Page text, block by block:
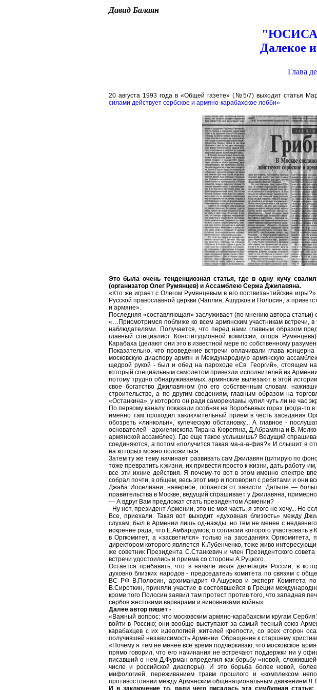
Давид Балаян
Далекое
Глава
20 августа 1993 года в «Общей газете» (№5/7) выходит статья
силами действует сербское и армяно-карабахское лобби»
Это была очень тенденциозная статья, где в одну кучу
(организатор Олег Румянцев) и Ассамблею Сержа Джилавяна.
«Кто же играет с Олегом Румянцевым в его поствизантийские
Русской православной церкви (Чаплин, Ашурков и Полосин, а
и армяне».
Последняя «составляющая» заслуживает (по мнению автора
«…Присмотримся поближе ко всем армянским участникам встречи,
наблюдателями. Получается, что перед нами главным образом
главный специалист Конституционной комиссии, опора
Карабаха (делают они это в известной мере по собственному
Показательно, что проведение встречи оплачивали глава
московскую диаспору армян и Международную армянскую
щедрой рукой - был и обед на пароходе «Св. Георгий», стоящем
который специальным самолетом привезли исполнителей из
потому трудно обнаруживаемых, армянские вылезают в этой
свое богатство Джилавяном (по его собственным словам,
строительстве, а по другим сведениям, главным образом на
«Останкина», у которого он ради саморекламы купил чуть ли не час
По первому каналу показали особняк на Воробьевых горах (когда-
именно там проходил заключительный прием в честь заседания
обозреть «линкольн», купеческую обстановку... А главное -
основателей - архиепископа Тирана Кюрегяна, Д.Абрамяна и B.
армянской ассамблее). Где еще такое услышишь? Ведущий
соединяются, а потом «получится такая ма-а-а-фия?» И слышит в
на которых можно положиться.
Затем ту же тему начинает развивать сам Джилавян (цитирую по
тоже превратить к жизни, их привести просто к жизни, дать работу
все эти ихние действия. Я почему-то вот в этом именно спектре
собрал почти, в общем, весь этот мир и поговорил с ребятами и они
Джаба Иоселиани, наверное, лопается от зависти. Дальше —
правительства в Москве, ведущий спрашивает у Джилавяна,
— А вдруг Вам предложат стать президентом Армении?
- Ну нет, президент Армении, это не моя часть, я этого не хочу... Но
Все, приехали. Такая вот выходит «духовная близость» между
слухам, был в Армении лишь од-нажды, но тем не менее с
искренне рада, что Е.Амбарцумов, о согласии которого
в Оргкомитет, а «засветился» только на заседаниях
директором которого является К.Лубенченко, тоже живо
же советник Президента С.Станкевич и член Президентского
встречи удостоились и приема со стороны А.Руцкого.
Остается прибавить, что в начале июля делегация России, в
духовно близких народов - председатель комитета по связям с
ВС РФ В.Полосин, архимандрит Ф.Ашурков и эксперт Комитета
В.Сироткин, приняли участие в состоявшейся в Греции
кроме того Полосин заявил там протест против того, что западная
сербов жестокими варварами и виновниками войны».
Далее автор пишет -
«Важный вопрос: что московским армяно-карабахским кругам
войти в Россию; они вообще выступают за самый тесный союз
карабахцев с их идеологией жителей крепости, со всех сторон
получившей независимость Армении. Обращение к старшему
«Почему я тем не менее все время подчеркиваю, что московское
прямо говорил, что его начинания не встречают поддержки ни у
писавший о нем Д.Фурман определил как борьбу «новой,
числе и российской диаспоры). И это борьба более новой,
мифологией, переживанием травм прошлого и «комплексом
противостоянии между Армянским общенациональным движением
И в заключение то, ради чего писалась эта сумбурная статья: